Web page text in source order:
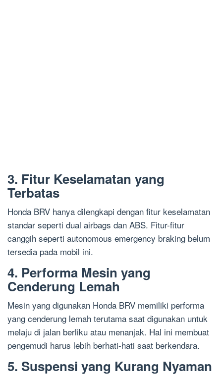
3. Fitur Keselamatan yang
Terbatas
Honda BRV hanya dilengkapi dengan fitur keselamatan
standar seperti dual airbags dan ABS. Fitur-fitur
canggih seperti autonomous emergency braking belum
tersedia pada mobil ini.
4. Performa Mesin yang
Cenderung Lemah
Mesin yang digunakan Honda BRV memiliki performa
yang cenderung lemah terutama saat digunakan untuk
melaju di jalan berliku atau menanjak. Hal ini membuat
pengemudi harus lebih berhati-hati saat berkendara.
5. Suspensi yang Kurang Nyaman